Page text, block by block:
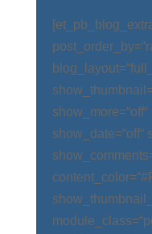
show_date=“off“